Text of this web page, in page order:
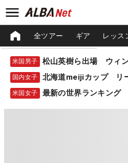
全ツアー ギア レッス
米国男子
国内女子 北海道meijiカップ リ
米国女子 最新の世界ランキング